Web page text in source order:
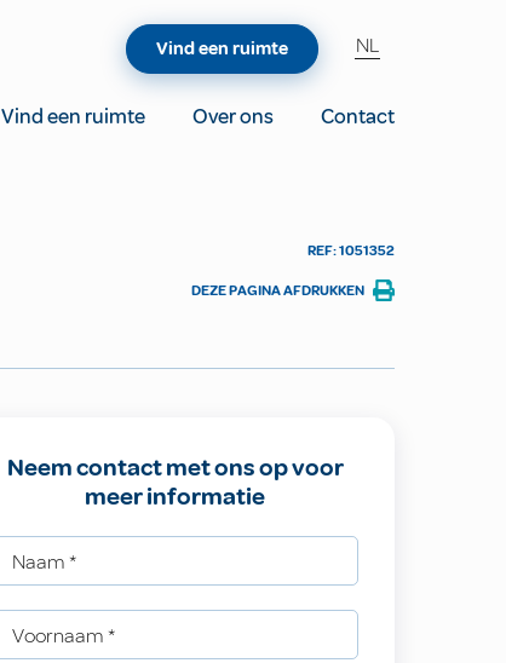
Vind een ruimte Over ons
Contact
Vind een ruimte NL
REF: 1051352
DEZE PAGINA AFDRUKKEN
Neem contact met ons op voor
meer informatie
Naam *
Voornaam *